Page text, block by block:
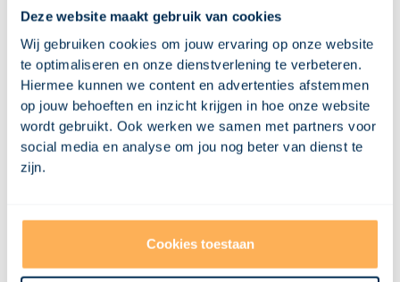
Deze website maakt gebruik van cookies
Wij gebruiken cookies om jouw ervaring op onze website
te optimaliseren en onze dienstverlening te verbeteren.
Hiermee kunnen we content en advertenties afstemmen
op jouw behoeften en inzicht krijgen in hoe onze website
wordt gebruikt. Ook werken we samen met partners voor
social media en analyse om jou nog beter van dienst te
zijn.
Cookies toestaan
Rick van de Steeg
Projectleider en eigenaar
+31 6 460 462 70
rick.vds@visional.nl
Misschien vind je dit ook